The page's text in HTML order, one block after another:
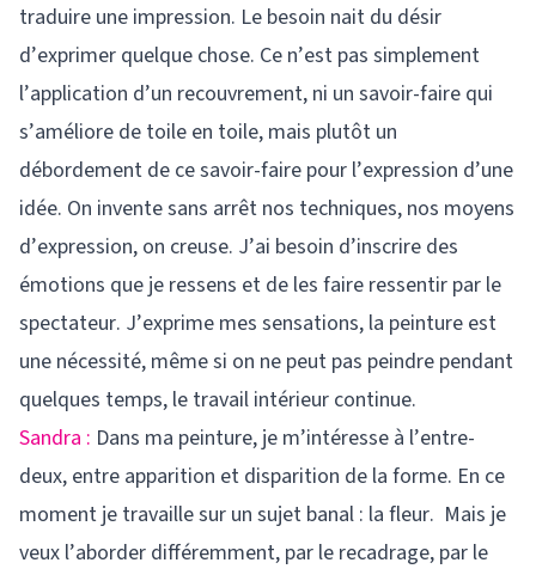
traduire une impression. Le besoin nait du désir
d’exprimer quelque chose. Ce n’est pas simplement
l’application d’un recouvrement, ni un savoir-faire qui
s’améliore de toile en toile, mais plutôt un
débordement de ce savoir-faire pour l’expression d’une
idée. On invente sans arrêt nos techniques, nos moyens
d’expression, on creuse. J’ai besoin d’inscrire des
émotions que je ressens et de les faire ressentir par le
spectateur. J’exprime mes sensations, la peinture est
une nécessité, même si on ne peut pas peindre pendant
quelques temps, le travail intérieur continue.
Sandra : Dans ma peinture, je m’intéresse à l’entre-
deux, entre apparition et disparition de la forme. En ce
moment je travaille sur un sujet banal : la fleur. Mais je
veux l’aborder différemment, par le recadrage, par le